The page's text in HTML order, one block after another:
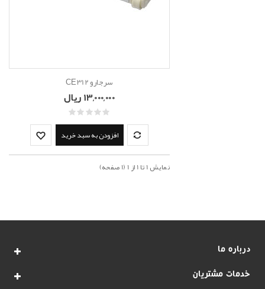
سرجارو CE312
13,000,000 ریال
افزودن به سبد خرید
نمايش 1 تا 1 از 1 (1 صفحه)
درباره ما
خدمات مشتریان